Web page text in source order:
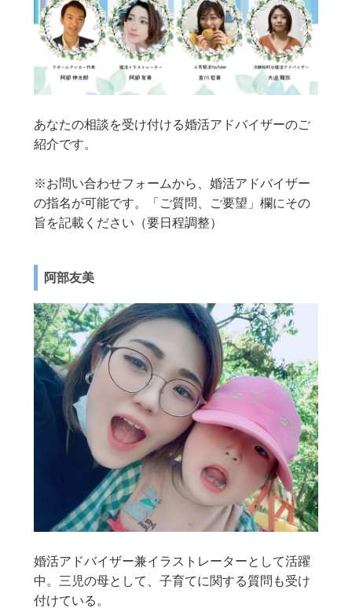
あなたの相談を受け付ける婚活アドバイザーのご
紹介です。
※お問い合わせフォームから、婚活アドバイザー
の指名が可能です。「ご質問、ご要望」欄にその
旨を記載ください（要日程調整）
阿部友美
婚活アドバイザー兼イラストレーターとして活躍
中。三児の母として、子育てに関する質問も受け
付けている。